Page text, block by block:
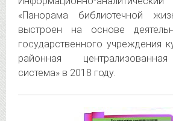
«Панорама библиотечной
выстроен на основе
государственного учреждения
районная
система» в 2018 году.